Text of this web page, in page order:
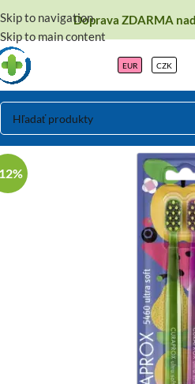
Skip to navigation
Skip to main content
Doprava ZDARMA
EUR CZK